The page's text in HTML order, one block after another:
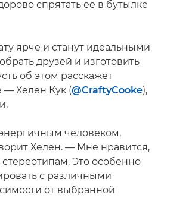
спрятать ее в бутылке
ярче и станут идеальными
друзей и изготовить
об этом расскажет
— Хелен Кук (@CraftyCooke),
человеком,
Хелен. — Мне нравится,
Это особенно
с различными
от выбранной